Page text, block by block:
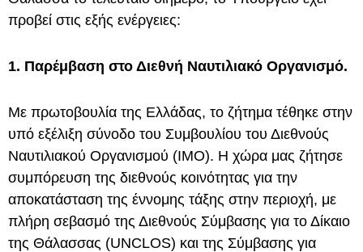
προβεί στις εξής ενέργειες:
1. Παρέμβαση στο Διεθνή Ναυτιλιακό Οργανισμό.
Με πρωτοβουλία της Ελλάδας, το ζήτημα τέθηκε στην
υπό εξέλιξη σύνοδο του Συμβουλίου του Διεθνούς
Ναυτιλιακού Οργανισμού (ΙΜΟ). Η χώρα μας ζήτησε
συμπόρευση της διεθνούς κοινότητας για την
αποκατάσταση της έννομης τάξης στην περιοχή, με
πλήρη σεβασμό της Διεθνούς Σύμβασης για το Δίκαιο
της Θάλασσας (UNCLOS) και της Σύμβασης για